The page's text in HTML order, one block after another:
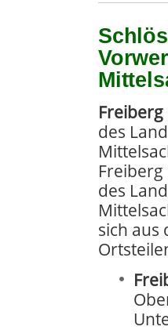
Freiberg
des
des
sich aus